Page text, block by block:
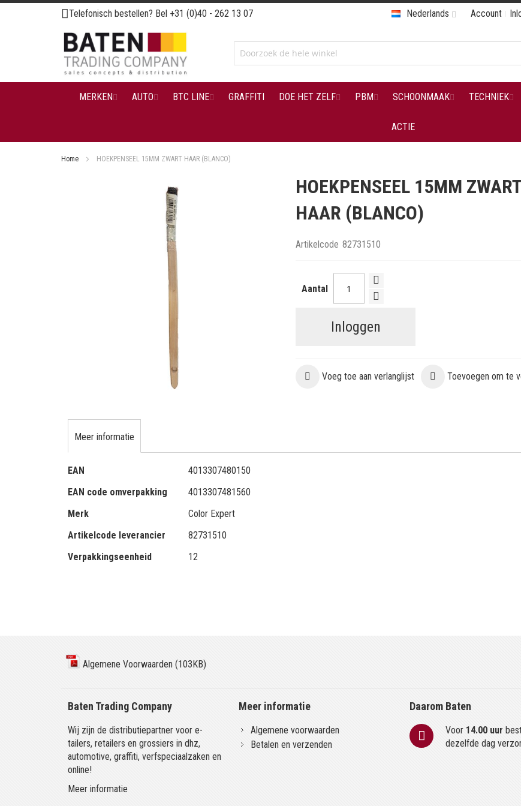
Ga
naar
de
inhoud
Telefonisch bestellen? Bel +31 (0)40 - 262 13 07 Account
Nederlands
MERKEN AUTO BTC LINE GRAFFITI DOE HET ZELF PBM SCHOONMAAK TECHNIEK
ACTIE
Home HOEKPENSEEL 15MM ZWART HAAR (BLANCO)
naar
begin
de
gallerij
HOEKPENSEEL 15MM ZWART
HAAR (BLANCO)
Artikelcode 82731510
Aantal
Inloggen
Voeg toe aan verlanglijst Toevoegen om te
Meer informatie
Meer
EAN
4013307480150
EAN code omverpakking
4013307481560
Merk
Color Expert
Artikelcode leverancier
82731510
Verpakkingseenheid
12
Algemene Voorwaarden (103KB)
Baten Trading Company
Wij zijn de distributiepartner voor e-
tailers, retailers en grossiers in dhz,
automotive, graffiti, verfspeciaalzaken en
online!
Meer informatie
Meer informatie
Algemene voorwaarden
Betalen en verzenden
Daarom Baten
Voor 14.00 uur
dezelfde dag